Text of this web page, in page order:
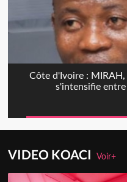
Côte d'Ivoire :
s'intensifie
VIDEO KOACIVoir+